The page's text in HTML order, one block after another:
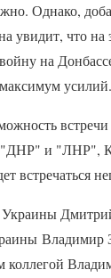
Однако,
увидит, что
на
усилий.
встречи
"ДНР" и "ЛНР",
встречаться
Владимир
коллегой